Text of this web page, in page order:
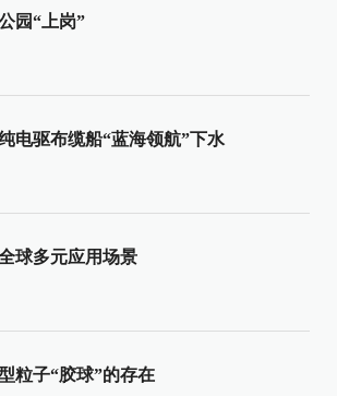
园“上岗”
电驱布缆船“蓝海领航”下水
球多元应用场景
粒子“胶球”的存在